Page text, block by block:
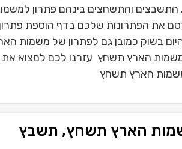
התשבצים והתשחצים בינהם פתרון
את הפתרונות שלכם בדף הוספת
בשוק כמובן גם לפתרון של משמות
הארץ תשחץ עזרנו לכם למצוא את
הארץ תשחץ
הארץ תשחץ, תשבץ